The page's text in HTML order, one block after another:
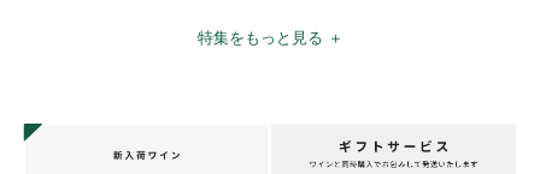
特集をもっと見る ＋